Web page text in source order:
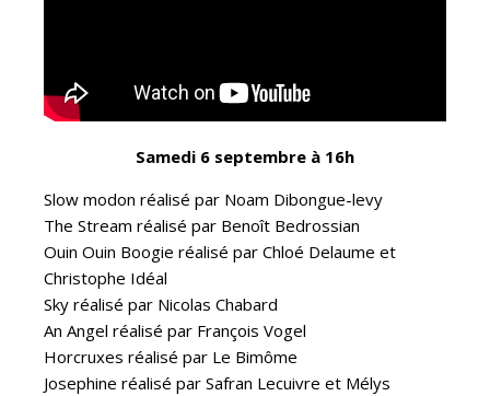
Samedi 6 septembre à 16h
Slow modon réalisé par Noam Dibongue-levy
The Stream réalisé par Benoît Bedrossian
Ouin Ouin Boogie réalisé par Chloé Delaume et
Christophe Idéal
Sky réalisé par Nicolas Chabard
An Angel réalisé par François Vogel
Horcruxes réalisé par Le Bimôme
Josephine réalisé par Safran Lecuivre et Mélys